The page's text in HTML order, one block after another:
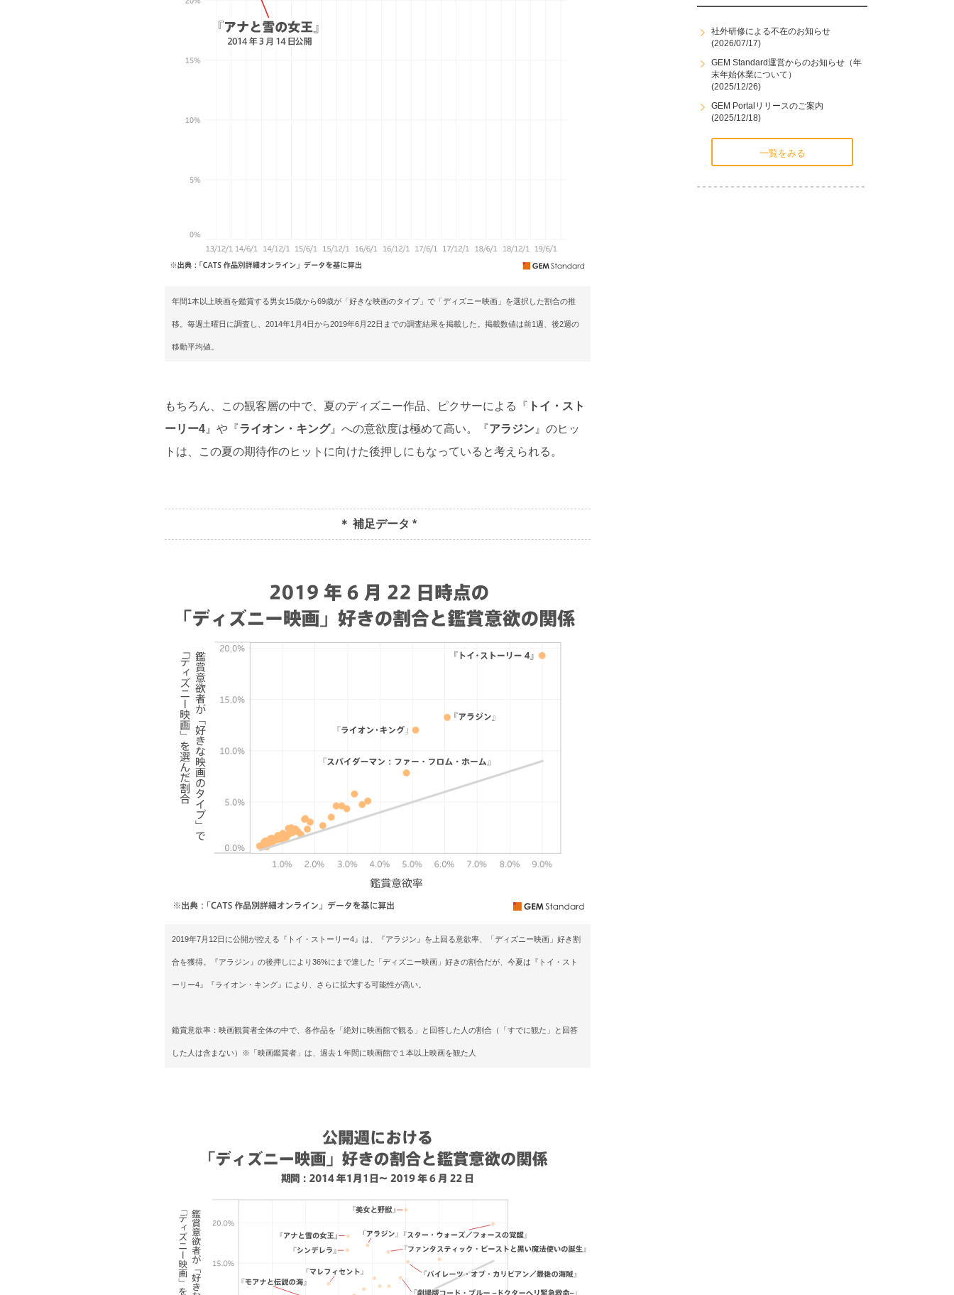
年間1本以上映画を鑑賞する男女15歳から69歳が「好きな映画のタイプ」で「ディズニー映画」を選択した割合の推
移。毎週土曜日に調査し、2014年1月4日から2019年6月22日までの調査結果を掲載した。掲載数値は前1週、後2週の
移動平均値。
もちろん、この観客層の中で、夏のディズニー作品、ピクサーによる『 トイ・スト
ーリー4 』や『ライオン・キング』への意欲度は極めて高い。『アラジン 』のヒッ
トは、この夏の期待作のヒットに向けた後押しにもなっていると考えられる。
＊ 補足データ *
2019年7月12日に公開が控える『トイ・ストーリー4』は、『アラジン』を上回る意欲率、「ディズニー映画」好き割
合を獲得。『アラジン』の後押しにより36%にまで達した「ディズニー映画」好きの割合だが、今夏は『トイ・スト
ーリー4』『ライオン・キング』により、さらに拡大する可能性が高い。
鑑賞意欲率：映画観賞者全体の中で、各作品を「絶対に映画館で観る」と回答した人の割合（「すでに観た」と回答
した人は含まない）※「映画鑑賞者」は、過去１年間に映画館で１本以上映画を観た人
社外研修による不在のお知らせ
(2026/07/17)
GEM Standard運営からのお知らせ（年
末年始休業について）
(2025/12/26)
GEM Portalリリースのご案内
(2025/12/18)
一覧をみる